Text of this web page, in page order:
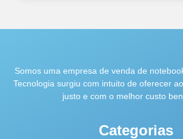
Somos uma empresa de venda de
Tecnologia surgiu com intuito de oferecer
justo e com o melhor custo
Categorias